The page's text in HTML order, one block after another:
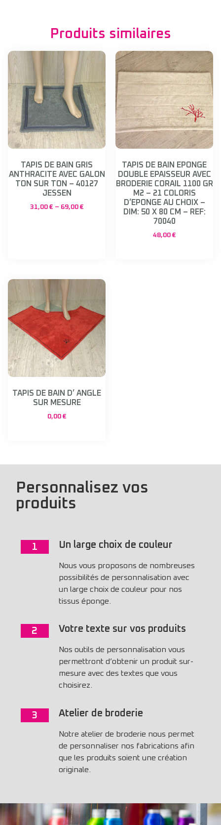
Produits similaires
TAPIS DE BAIN GRIS
ANTHRACITE AVEC GALON
TON SUR TON – 40127
JESSEN
31,00 € – 69,00 €
TAPIS DE BAIN EPONGE
DOUBLE EPAISSEUR AVEC
BRODERIE CORAIL 1100 GR
M2 – 21 COLORIS
D’EPONGE AU CHOIX –
DIM: 50 X 80 CM – REF:
70040
48,00 €
TAPIS DE BAIN D’ ANGLE
SUR MESURE
0,00 €
Personnalisez vos
produits
1 Un large choix de couleur
Nous vous proposons de nombreuses
possibilités de personnalisation avec
un large choix de couleur pour nos
tissus éponge.
2 Votre texte sur vos produits
Nos outils de personnalisation vous
permettront d’obtenir un produit sur-
mesure avec des textes que vous
choisirez.
3 Atelier de broderie
Notre atelier de broderie nous permet
de personnaliser nos fabrications afin
que les produits soient une création
originale.